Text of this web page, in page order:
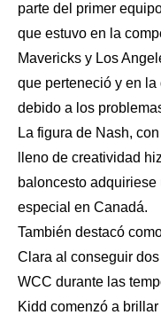
parte del primer
que estuvo en la
Mavericks y Los
que perteneció y en
debido a los
La figura de Nash,
lleno de creatividad
baloncesto
especial en Canadá.
También destacó
Clara al conseguir
WCC durante las
Kidd comenzó a